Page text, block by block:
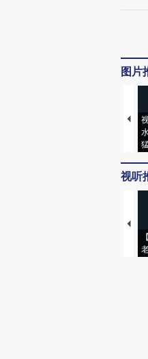
图片
视听